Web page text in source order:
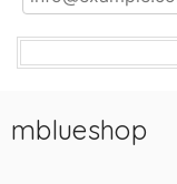
mblueshop